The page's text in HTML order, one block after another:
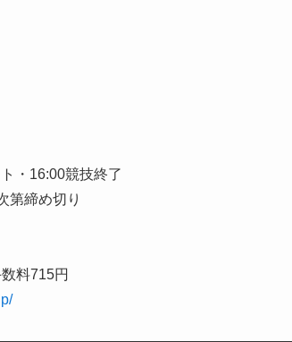
・16:00競技終了
第締め切り
料715円